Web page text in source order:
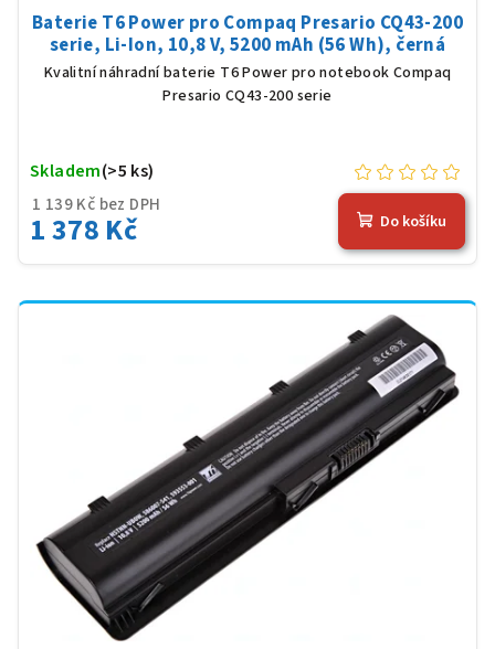
Baterie T6 Power pro Compaq Presario CQ43-200
serie, Li-Ion, 10,8 V, 5200 mAh (56 Wh), černá
Kvalitní náhradní baterie T6 Power pro notebook Compaq
Presario CQ43-200 serie
1 139 Kč bez DPH
1 378 Kč
Skladem(>5 ks)
Do košíku